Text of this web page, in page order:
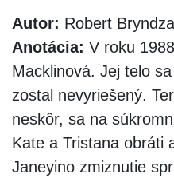
Autor: Robert Bryndza
Anotácia: V roku
Macklinová. Jej telo
zostal nevyriešený.
neskôr, sa na
Kate a Tristana obráti
Janeyino zmiznutie